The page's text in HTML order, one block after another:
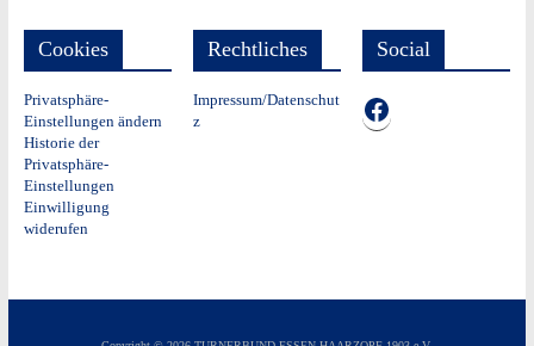
Cookies
Privatsphäre-
Einstellungen ändern
Historie der
Privatsphäre-
Einstellungen
Einwilligung
widerufen
Rechtliches
Impressum/Datenschut
z
Social
TB auf Facebook